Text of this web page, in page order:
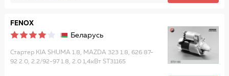
FENOX
Беларусь
Стартер KIA SHUMA 1.8, MAZDA 323 1.8, 626 87-
92 2.0, 2.2/92-97 1.8, 2.0 1,4кВт ST31165